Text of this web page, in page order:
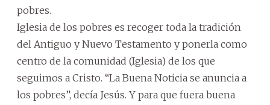
pobres.
Iglesia de los pobres es recoger toda la tradición
del Antiguo y Nuevo Testamento y ponerla como
centro de la comunidad (Iglesia) de los que
seguimos a Cristo. “La Buena Noticia se anuncia a
los pobres”, decía Jesús. Y para que fuera buena